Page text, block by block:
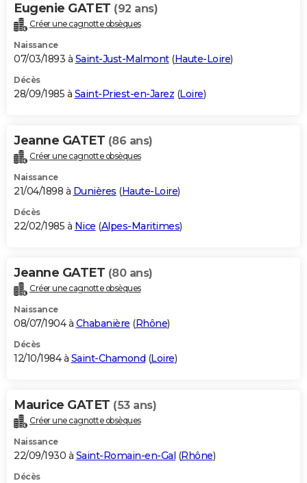
Eugenie GATET (92 ans)
Créer une cagnotte obsèques
Naissance
07/03/1893 à Saint-Just-Malmont(Haute-Loire)
Décès
28/09/1985 à Saint-Priest-en-Jarez (Loire)
Jeanne GATET (86 ans)
Créer une cagnotte obsèques
Naissance
21/04/1898 à Dunières (Haute-Loire)
Décès
22/02/1985 à Nice (Alpes-Maritimes)
Jeanne GATET (80 ans)
Créer une cagnotte obsèques
Naissance
08/07/1904 à Chabanière (Rhône)
Décès
12/10/1984 à Saint-Chamond (Loire)
Maurice GATET (53 ans)
Créer une cagnotte obsèques
Naissance
22/09/1930 à Saint-Romain-en-Gal (Rhône)
Décès